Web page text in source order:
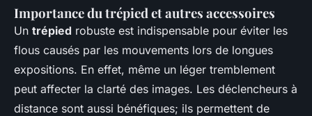
Importance du trépied et autres accessoires
Un trépied robuste est indispensable pour éviter les
flous causés par les mouvements lors de longues
expositions. En effet, même un léger tremblement
peut affecter la clarté des images. Les déclencheurs à
distance sont aussi bénéfiques; ils permettent de